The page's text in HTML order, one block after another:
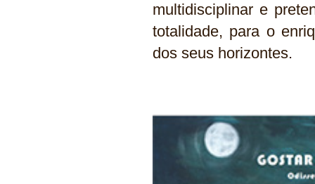
multidisciplinar e
totalidade, para o
dos seus horizontes.